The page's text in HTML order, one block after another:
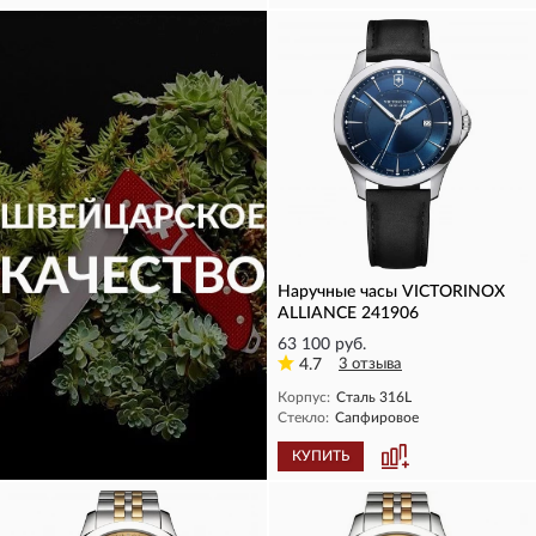
Наручные часы VICTORINOX
ALLIANCE 241906
63 100 руб.
4.7
3 отзыва
Корпус: Сталь 316L
Стекло: Сапфировое
КУПИТЬ